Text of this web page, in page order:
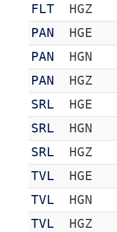
FLT
HGZ
PAN
HGE
PAN
HGN
PAN
HGZ
SRL
HGE
SRL
HGN
SRL
HGZ
TVL
HGE
TVL
HGN
TVL
HGZ